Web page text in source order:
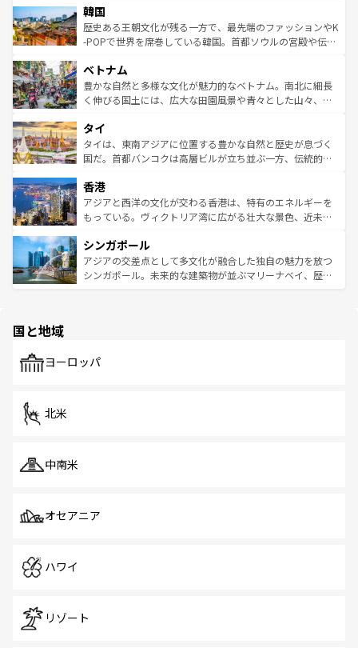
ワイを、存分に味わってほしい。 なお、新着のハワイ情報
はコンテンツ一覧を参照してほしい。
いる。アクティビティも充実しており、サーフィンやダイ
ビング、ハイキングなど、アウトドア好きにはたまらな
い。オーストラリアの多彩な魅力を存分に味わいつくそ
参照してほしい。
ン）、静ひつな山岳地帯である台湾東部など、都市の喧騒
と山間の静けさが共存しており、訪れる人に新しい発見と
驚きをもたらしてくれる。また、奥深い台湾の食文化も魅
容にもいいと評判のスイーツなど、バラエティ豊かな料理
が味わえる。 なお、新着の台湾情報は コンテンツ一覧を参
照してほしい。
韓国
歴史ある王朝文化が残る一方で、最先端のファッションやK
-POPで世界を席巻している韓国。首都ソウルの宮殿や伝統
き、地方に足を延ばせば四季折々の自然美を楽しむことが
できる。そして、キムチや焼肉、絶品のストリートフード
まで、さまざまな韓国料理が待っている。夜には、韓国な
リティに包まれながら、韓国の多彩な魅力を心ゆくまで味
わってみてほしい。 なお、新着の韓国情報はコンテンツ一
覧を参照してほしい。
ベトナム
豊かな自然と多様な文化が魅力的なベトナム。南北に細長
く伸びる国土には、広大な田園風景や青々とした山々、世
急速な発展と共に伝統が息づく。ハノイの古い町並みやホ
ーチミン市のフランス統治時代の建物も、独特の雰囲気を
醸し出している。また、バラエティの豊かさとおいしさで
とつ。フォーやバインミー、ベトナムコーヒーなどは、ぜ
ひ現地で味わいたい。どの地域を訪れてもあたたかい人々
が旅行者を迎えてくれるので、きっと忘れられない旅にな
参照してほしい。
タイ
タイは、東南アジアに位置する豊かな自然と歴史が息づく
国だ。首都バンコクは高層ビルが立ち並ぶ一方、伝統的な
の活気が交差している。北部ではチェンマイなどの山岳地
帯で自然と触れ合い、南部ではプーケットやクラビの美し
いビーチでリゾート気分を楽しむことができる。タイ料理
激する。気候は一年中温暖で、どの季節にも異なる楽しみ
が待っている。親しみやすいタイの人々、仏教を中心とし
た文化、そして多様な観光資源が、訪れる旅人を魅了し続
香港
アジアと西洋の文化が交わる香港は、特有のエネルギーを
もっている。ヴィクトリア湾に広がる壮大な景色、近未来
み、どこを訪れても感動するはず。観光スポットが密集し
ており、効率よく見どころを回れるのも魅力。息をのむよ
うな絶景から文化的な体験まで、香港を存分に楽しみ尽く
シンガポール
アジアの交差点として多文化が融合した独自の魅力を放つ
シンガポール。未来的な建築物が並ぶマリーナベイ、歴史
で、ホーカーズは地元の風情を楽しめる外せないスポット
国と地域
ヨーロッパ
北米
中南米
オセアニア
ハワイ
リゾート